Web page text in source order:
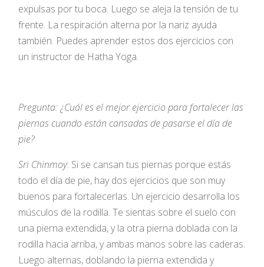
expulsas por tu boca. Luego se aleja la tensión de tu
frente. La respiración alterna por la nariz ayuda
también. Puedes aprender estos dos ejercicios con
un instructor de Hatha Yoga.
Pregunta: ¿Cuál es el mejor ejercicio para fortalecer las
piernas cuando están cansadas de pasarse el día de
pie?
Sri Chinmoy: Si se cansan tus piernas porque estás
todo el día de pie, hay dos ejercicios que son muy
buenos para fortalecerlas. Un ejercicio desarrolla los
músculos de la rodilla. Te sientas sobre el suelo con
una pierna extendida, y la otra pierna doblada con la
rodilla hacia arriba, y ambas manos sobre las caderas.
Luego alternas, doblando la pierna extendida y